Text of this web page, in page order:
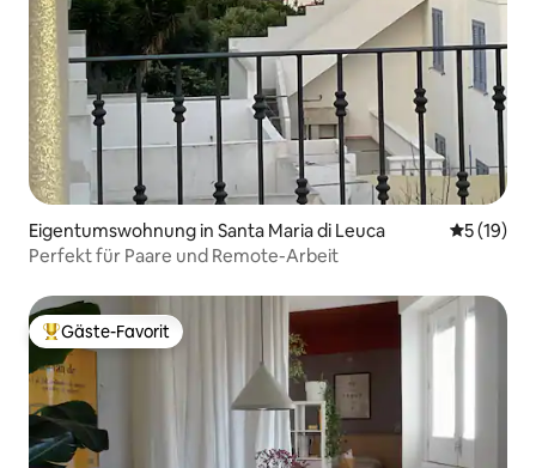
Eigentumswohnung in Santa Maria di Leuca
5 (19)
Perfekt für Paare und Remote-Arbeit
Beliebter Gäste-Favorit.
Gäste-Favorit